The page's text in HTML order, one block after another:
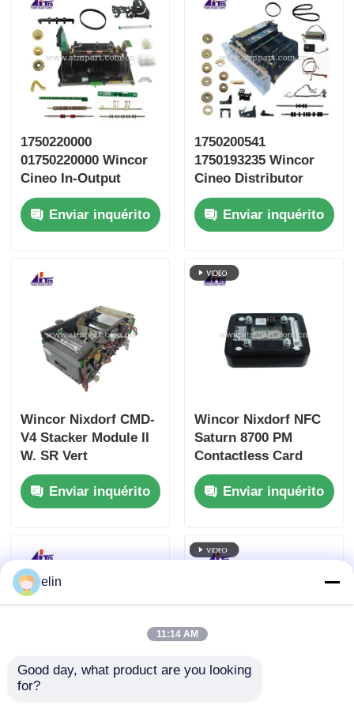
1750220000
01750220000 Wincor
Cineo In-Output
Module Customer
Tray CRSEnviar inquérito
1750200541
1750193235 Wincor
Cineo Distributor
Module CRS ATM
PartsEnviar inquérito
Wincor Nixdorf CMD-
V4 Stacker Module II
W. SR Vert
1750109666
01750109666
Enviar inquérito
Wincor Nixdorf NFC
Saturn 8700 PM
Contactless Card
Reader 01750288682
Enviar inquérito
elin
11:14 AM
Good day, what product are you looking
for?